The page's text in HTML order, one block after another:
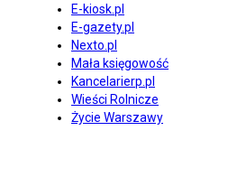
E-kiosk.pl
E-gazety.pl
Nexto.pl
Mała księgowość
Kancelarierp.pl
Wieści Rolnicze
Życie Warszawy